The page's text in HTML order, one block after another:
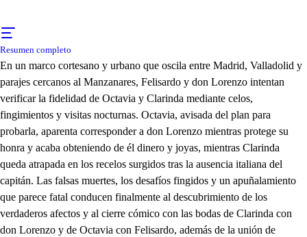
Resumen completo
En un marco cortesano y urbano que oscila entre Madrid, Valladolid y
parajes cercanos al Manzanares, Felisardo y don Lorenzo intentan
verificar la fidelidad de Octavia y Clarinda mediante celos,
fingimientos y visitas nocturnas. Octavia, avisada del plan para
probarla, aparenta corresponder a don Lorenzo mientras protege su
honra y acaba obteniendo de él dinero y joyas, mientras Clarinda
queda atrapada en los recelos surgidos tras la ausencia italiana del
capitán. Las falsas muertes, los desafíos fingidos y un apuñalamiento
que parece fatal conducen finalmente al descubrimiento de los
verdaderos afectos y al cierre cómico con las bodas de Clarinda con
don Lorenzo y de Octavia con Felisardo, además de la unión de